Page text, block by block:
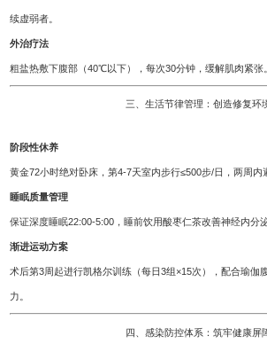
续虚弱者。
外治疗法
粗盐热敷下腹部（40℃以下），每次30分钟，缓解肌肉紧张
三、生活节律管理：创造修复环
阶段性休养
黄金72小时绝对卧床，第4-7天室内步行≤500步/日，两周内
睡眠质量管理
保证深度睡眠22:00-5:00，睡前饮用酸枣仁茶改善神经内分
渐进运动方案
术后第3周起进行凯格尔训练（每日3组×15次），配合瑜伽
力。
四、感染防控体系：筑牢健康屏